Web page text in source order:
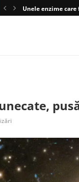
Unele enzime care